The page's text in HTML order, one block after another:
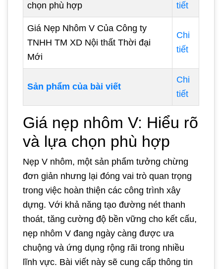
chọn phù hợp
tiết
Giá Nẹp Nhôm V Của Công ty
TNHH TM XD Nội thất Thời đại
Mới
Chi
tiết
Sản phẩm của bài viết
Chi
tiết
Giá nẹp nhôm V: Hiểu rõ
và lựa chọn phù hợp
Nẹp V nhôm, một sản phẩm tưởng chừng
đơn giản nhưng lại đóng vai trò quan trọng
trong việc hoàn thiện các công trình xây
dựng. Với khả năng tạo đường nét thanh
thoát, tăng cường độ bền vững cho kết cấu,
nẹp nhôm V đang ngày càng được ưa
chuộng và ứng dụng rộng rãi trong nhiều
lĩnh vực. Bài viết này sẽ cung cấp thông tin